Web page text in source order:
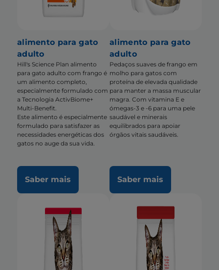
alimento para gato
adulto
Hill's Science Plan alimento
para gato adulto com frango é
um alimento completo,
especialmente formulado com
a Tecnologia ActivBiome+
Multi-Benefit.
Este alimento é especialmente
formulado para satisfazer as
necessidades energéticas dos
gatos no auge da sua vida.
Saber mais
alimento para gato
adulto
Pedaços suaves de frango em
molho para gatos com
proteína de elevada qualidade
para manter a massa muscular
magra. Com vitamina E e
ómegas-3 e -6 para uma pele
saudável e minerais
equilibrados para apoiar
órgãos vitais saudáveis.
Saber mais